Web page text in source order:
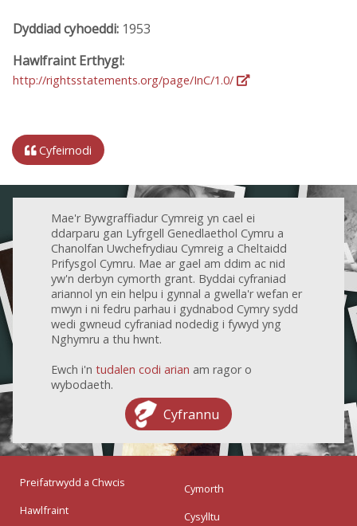
Dyddiad cyhoeddi: 1953
Hawlfraint Erthygl:
http://rightsstatements.org/page/InC/1.0/
Cyfeirnodi
Mae'r Bywgraffiadur Cymreig yn cael ei
ddarparu gan Lyfrgell Genedlaethol Cymru a
Chanolfan Uwchefrydiau Cymreig a Cheltaidd
Prifysgol Cymru. Mae ar gael am ddim ac nid
yw'n derbyn cymorth grant. Byddai cyfraniad
ariannol yn ein helpu i gynnal a gwella'r wefan er
mwyn i ni fedru parhau i gydnabod Cymry sydd
wedi gwneud cyfraniad nodedig i fywyd yng
Nghymru a thu hwnt.
Ewch i'n tudalen codi arian am ragor o
wybodaeth.
Cyfrannu
Preifatrwydd a Chwcis
Hawlfraint
Cymorth
Cysylltu